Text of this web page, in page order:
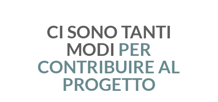
CI SONO TANTI
MODI PER
CONTRIBUIRE AL
PROGETTO